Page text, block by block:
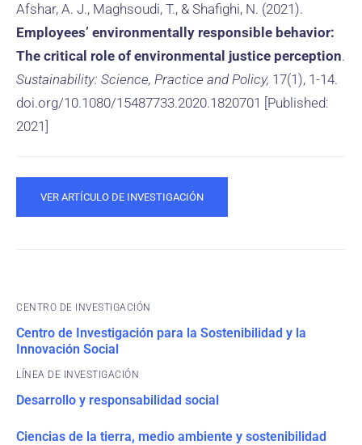
Afshar, A. J., Maghsoudi, T., & Shafighi, N. (2021).
Employees’ environmentally responsible behavior:
The critical role of environmental justice perception.
Sustainability: Science, Practice and Policy, 17(1), 1-14.
doi.org/10.1080/15487733.2020.1820701 [Published:
2021]
VER ARTÍCULO DE INVESTIGACIÓN
CENTRO DE INVESTIGACIÓN
Centro de Investigación para la Sostenibilidad y la
Innovación Social
Desarrollo y responsabilidad social
Ciencias de la tierra, medio ambiente y sostenibilidad